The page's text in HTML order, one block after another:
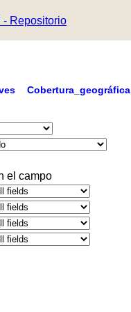
- Repositorio
Cobertura_geográfica
el campo